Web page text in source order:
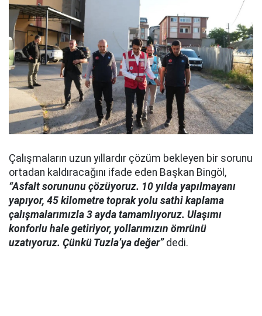
Çalışmaların uzun yıllardır çözüm bekleyen bir sorunu
ortadan kaldıracağını ifade eden Başkan Bingöl,
“Asfalt sorununu çözüyoruz. 10 yılda yapılmayanı
yapıyor, 45 kilometre toprak yolu sathi kaplama
çalışmalarımızla 3 ayda tamamlıyoruz. Ulaşımı
konforlu hale getiriyor, yollarımızın ömrünü
uzatıyoruz. Çünkü Tuzla’ya değer”dedi.